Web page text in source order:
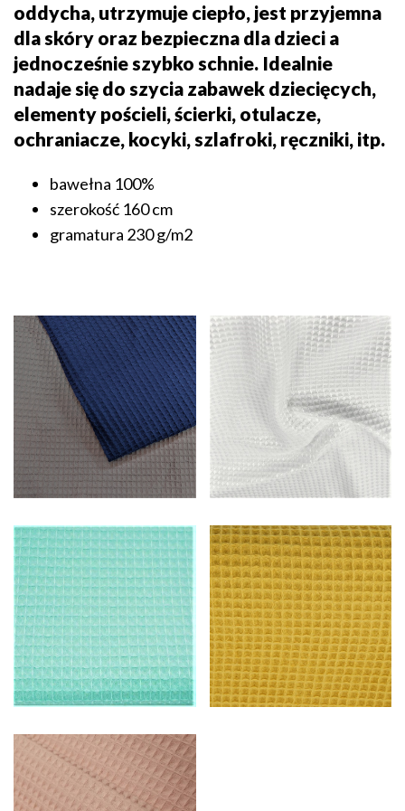
oddycha, utrzymuje ciepło, jest przyjemna
dla skóry oraz bezpieczna dla dzieci a
jednocześnie szybko schnie. Idealnie
nadaje się do szycia zabawek dziecięcych,
elementy pościeli, ścierki, otulacze,
ochraniacze, kocyki, szlafroki, ręczniki, itp.
bawełna 100%
szerokość 160 cm
gramatura 230 g/m2